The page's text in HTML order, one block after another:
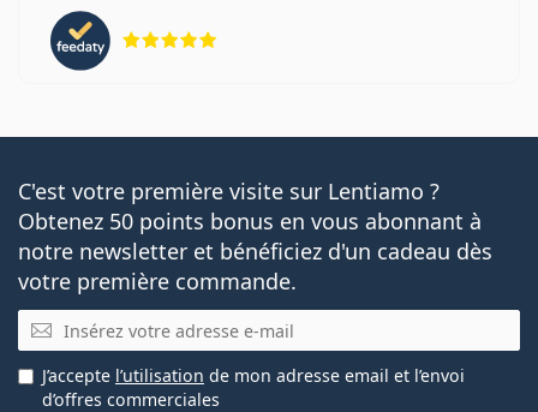
C'est votre première visite sur Lentiamo ?
Obtenez 50 points bonus en vous abonnant à
notre newsletter et bénéficiez d'un cadeau dès
votre première commande.
E-mail
J’accepte l’utilisation de mon adresse email et l’envoi
d’offres commerciales